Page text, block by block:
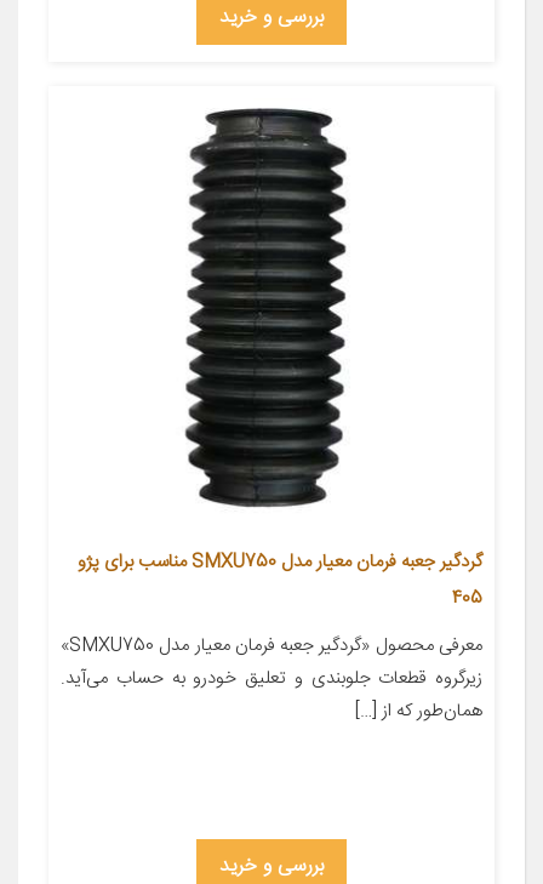
بررسی و خرید
گردگیر جعبه فرمان معیار مدل SMXU750 مناسب برای پژو
405
معرفی محصول «گردگیر جعبه فرمان معیار مدل SMXU750»
زیرگروه قطعات جلوبندی و تعلیق خودرو به حساب می‌آید.
همان‌طور که از […]
بررسی و خرید